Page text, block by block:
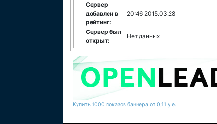
Сервер
добавлен в
рейтинг:
20:46 2015.03.28
Сервер был
открыт:
Нет данных
Купить 1000 показов баннера от 0,11 у.е.